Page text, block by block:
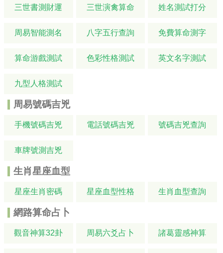
三世書測財運 三世演禽算命 姓名測試打分
周易智能測名 八字五行查詢 免費算命測字
算命游戲測試 色彩性格測試 英文名字測試
九型人格測試
周易號碼吉兇
手機號碼吉兇 電話號碼吉兇 號碼吉兇查詢
車牌號測吉兇
生肖星座血型
星座生肖密碼 星座血型性格 生肖血型查詢
網路算命占卜
觀音神算32卦 周易六爻占卜 諸葛靈感神算